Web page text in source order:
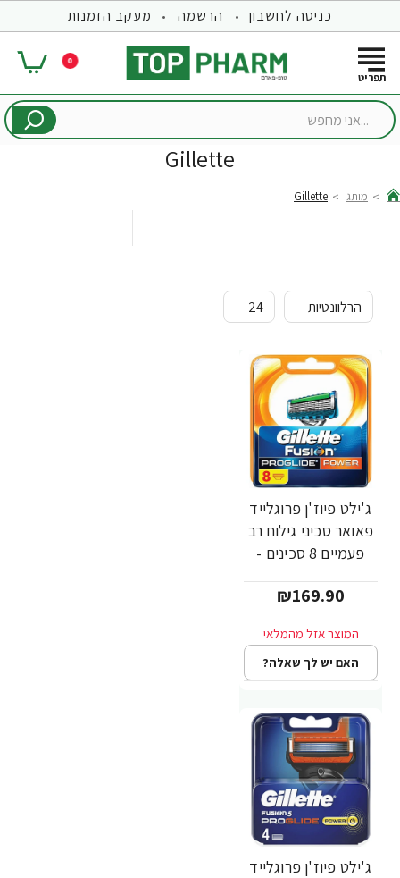
כניסה לחשבון הרשמה מעקב הזמנות
0
...אני
Gillette
מותג Gillette
ג'ילט פיוז'ן פרוגלייד
פאואר סכיני גילוח רב
פעמיים 8 סכינים -
₪169.90
האם יש לך שאלה?
ג'ילט פיוז'ן פרוגלייד